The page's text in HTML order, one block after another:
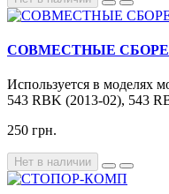
СОВМЕСТНЫЕ СБОРЕ
Используется в моделях
543 RBK (2013-02), 543
250 грн.
Нет в наличии